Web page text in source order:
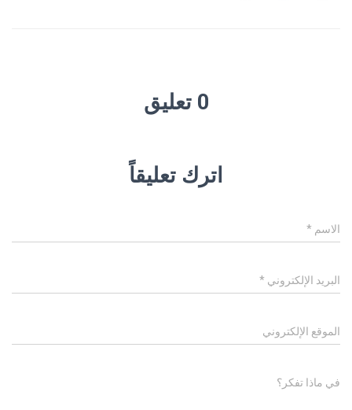
0 تعليق
اترك تعليقاً
الاسم *
البريد الإلكتروني *
الموقع الإلكتروني
في ماذا تفكر؟